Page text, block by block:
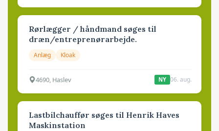
Rørlægger / håndmand søges til
dræn/entreprenørarbejde.
Anlæg Kloak
4690, Haslev NY 06. aug.
Lastbilchauffør søges til Henrik Haves
Maskinstation